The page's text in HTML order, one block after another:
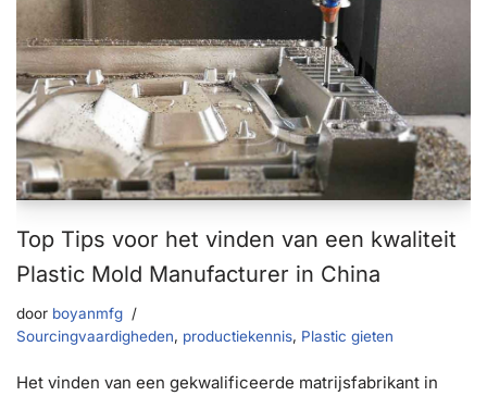
Top Tips voor het vinden van een kwaliteit
Plastic Mold Manufacturer in China
door boyanmfg
Sourcingvaardigheden, productiekennis, Plastic gieten
Het vinden van een gekwalificeerde matrijsfabrikant in